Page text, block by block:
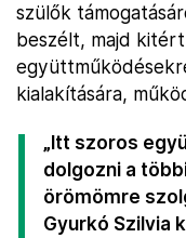
szülők
beszélt, majd
kialakítására,
„Itt szoros
dolgozni a
örömömre
Gyurkó Szilvia